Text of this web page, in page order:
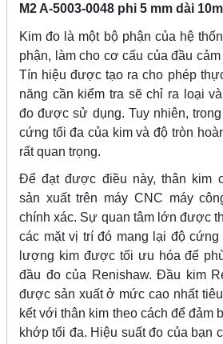
M2 A-5003-0048 phi 5 mm dài
Kim đo là một bộ phận của hệ
phận, làm cho cơ cấu của đầu
Tín hiệu được tạo ra cho phép
năng cần kiểm tra sẽ chỉ ra loại
đo được sử dụng. Tuy nhiên,
cứng tối đa của kim và độ tròn
rất quan trọng.
Để đạt được điều này, thân kim
sản xuất trên máy CNC máy
chính xác. Sự quan tâm lớn được
các mặt vị trí đó mang lại độ
lượng kim được tối ưu hóa để
đầu đo của Renishaw. Đầu kim
được sản xuất ở mức cao nhất
kết với thân kim theo cách để đảm
khớp tối đa. Hiệu suất đo của bạn